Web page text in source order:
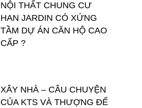
NỘI THẤT CHUNG CƯ
HAN JARDIN CÓ XỨNG
TẦM DỰ ÁN CĂN HỘ CAO
CẤP ?
XÂY NHÀ – CÂU CHUYỆN
CỦA KTS VÀ THƯỢNG ĐẾ